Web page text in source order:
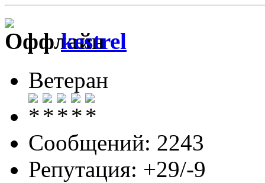
kestrel
Ветеран
Сообщений: 2243
Репутация: +29/-9